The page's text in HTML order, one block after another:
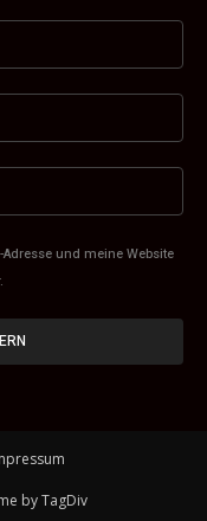
und meine Website
by TagDiv